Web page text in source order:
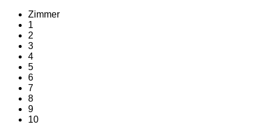
Zimmer
1
2
3
4
5
6
7
8
9
10